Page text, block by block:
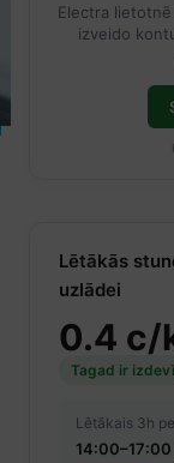
Electra lietotnē
izveido
Lētākās
uzlādei
0.4 c/
Tagad ir
Lētākais 3h